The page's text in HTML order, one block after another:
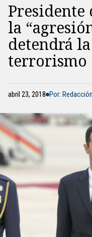
Presidente
la
detendrá
terrorismo
abril 23, 2018 Por: